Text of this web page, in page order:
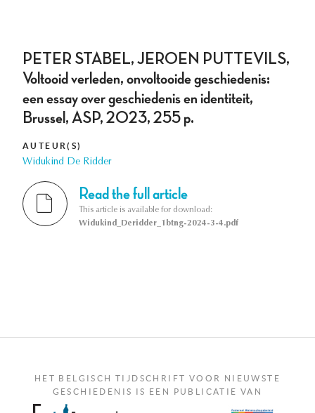
PETER STABEL, JEROEN PUTTEVILS,
Voltooid verleden, onvoltooide geschiedenis:
een essay over geschiedenis en identiteit,
Brussel, ASP, 2023, 255 p.
AUTEUR(S)
Widukind De Ridder
Read the full article
This article is available for download:
Widukind_Deridder_1btng-2024-3-4.pdf
HET BELGISCH TIJDSCHRIFT VOOR NIEUWSTE
GESCHIEDENIS IS EEN PUBLICATIE VAN